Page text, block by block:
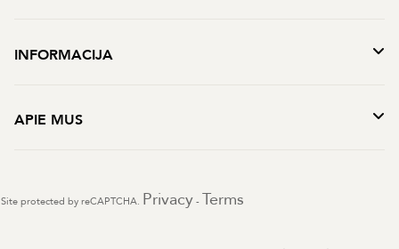
INFORMACIJA
APIE MUS
Site protected by reCAPTCHA. Privacy - Terms